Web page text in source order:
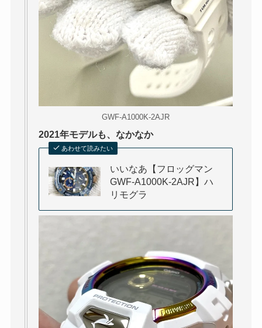
GWF-A1000K-2AJR
2021年モデルも、なかなか
あわせて読みたい
いいなあ【フロッグマン
GWF-A1000K-2AJR】ハ
リモグラ